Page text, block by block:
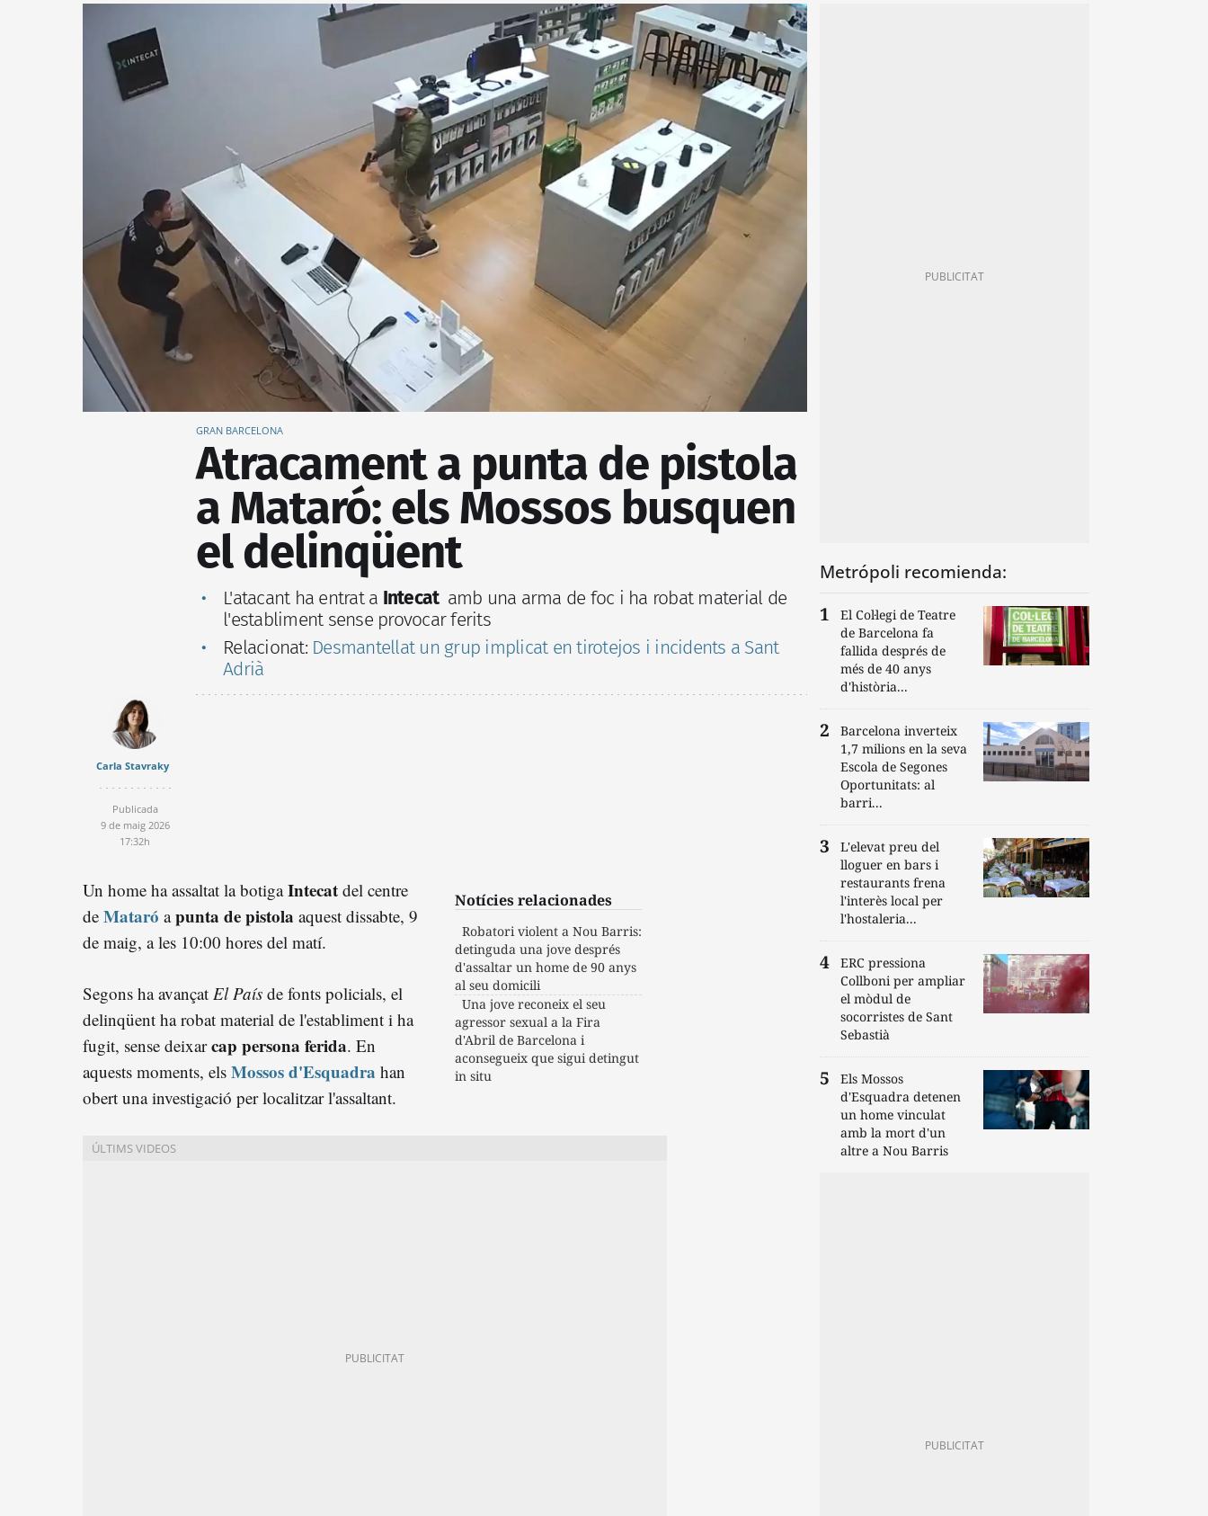
GRAN BARCELONA
Atracament a punta de pistola
a Mataró: els Mossos busquen
el delinqüent
L'atacant ha entrat a Intecat amb una arma de foc i ha robat material de
l'establiment sense provocar ferits
Relacionat: Desmantellat un grup implicat en tirotejos i incidents a Sant
Adrià
Carla Stavraky
Publicada
9 de maig 2026
17:32h
Notícies relacionades
Robatori violent a Nou Barris:
detinguda una jove després
d'assaltar un home de 90 anys
al seu domicili
Una jove reconeix el seu
agressor sexual a la Fira
d'Abril de Barcelona i
aconsegueix que sigui detingut
in situ
Un home ha assaltat la botigaIntecat del centre
de Mataró apunta de pistola aquest dissabte, 9
de maig, a les 10:00 hores del matí.
Segons ha avançat El País de fonts policials, el
delinqüent ha robat material de l'establiment i ha
fugit, sense deixarcap persona ferida. En
aquests moments, els Mossos d'Esquadra han
obert una investigació per localitzar l'assaltant.
Metrópoli recomienda:
El Col·legi de Teatre
de Barcelona fa
fallida després de
més de 40 anys
d'història...
Barcelona inverteix
1,7 milions en la seva
Escola de Segones
Oportunitats: al
barri...
L'elevat preu del
lloguer en bars i
restaurants frena
l'interès local per
l'hostaleria...
ERC pressiona
Collboni per ampliar
el mòdul de
socorristes de Sant
Sebastià
Els Mossos
d'Esquadra detenen
un home vinculat
amb la mort d'un
altre a Nou Barris